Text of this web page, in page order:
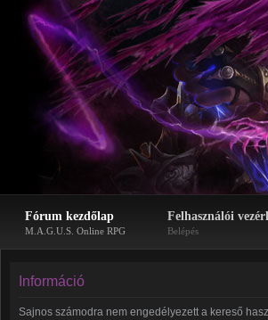
Fórum kezdőlap
M.A.G.U.S. Online RPG
Felhasználói
Belépés
Információ
Sajnos számodra nem engedélyezett a kereső